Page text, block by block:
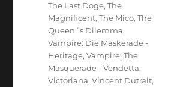
The Last Doge,The
Magnificent,The Mico,The
Queen´s Dilemma,
Vampire: Die Maskerade -
Heritage,Vampire: The
Masquerade - Vendetta,
Victoriana,Vincent Dutrait,